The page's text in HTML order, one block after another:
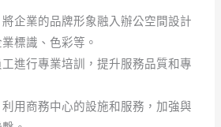
將企業的品牌形象融入辦公空間設計
標識、色彩等。
進行專業培訓，提升服務品質和專
利用商務中心的設施和服務，加強與